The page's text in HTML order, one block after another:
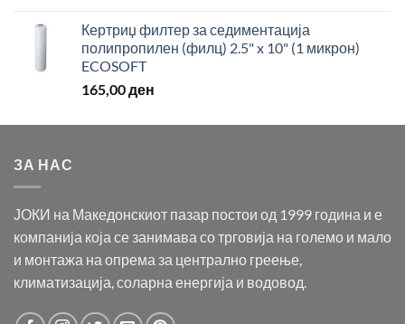
Кертриџ филтер за седиментација
полипропилен (филц) 2.5" x 10" (1 микрон)
ECOSOFT
165,00ден
ЗА НАС
ЈОКИ на Македонскиот пазар постои од 1999 година и е
компанија која се занимава со трговија на големо и мало
и монтажа на опрема за централно греење,
климатизација, соларна енергија и водовод.